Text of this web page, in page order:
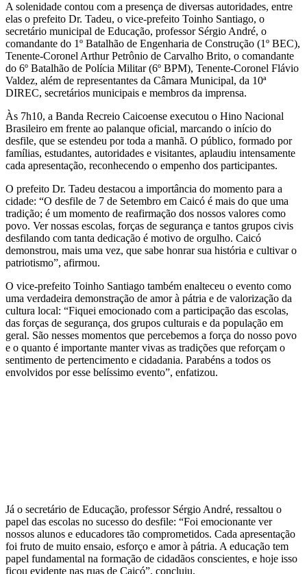
A solenidade contou com a presença de diversas autoridades, entre
elas o prefeito Dr. Tadeu, o vice-prefeito Toinho Santiago, o
secretário municipal de Educação, professor Sérgio André, o
comandante do 1º Batalhão de Engenharia de Construção (1º BEC),
Tenente-Coronel Arthur Petrônio de Carvalho Brito, o comandante
do 6º Batalhão de Polícia Militar (6º BPM), Tenente-Coronel Flávio
Valdez, além de representantes da Câmara Municipal, da 10ª
DIREC, secretários municipais e membros da imprensa.
Às 7h10, a Banda Recreio Caicoense executou o Hino Nacional
Brasileiro em frente ao palanque oficial, marcando o início do
desfile, que se estendeu por toda a manhã. O público, formado por
famílias, estudantes, autoridades e visitantes, aplaudiu intensamente
cada apresentação, reconhecendo o empenho dos participantes.
O prefeito Dr. Tadeu destacou a importância do momento para a
cidade: “O desfile de 7 de Setembro em Caicó é mais do que uma
tradição; é um momento de reafirmação dos nossos valores como
povo. Ver nossas escolas, forças de segurança e tantos grupos civis
desfilando com tanta dedicação é motivo de orgulho. Caicó
demonstrou, mais uma vez, que sabe honrar sua história e cultivar o
patriotismo”, afirmou.
O vice-prefeito Toinho Santiago também enalteceu o evento como
uma verdadeira demonstração de amor à pátria e de valorização da
cultura local: “Fiquei emocionado com a participação das escolas,
das forças de segurança, dos grupos culturais e da população em
geral. São nesses momentos que percebemos a força do nosso povo
e o quanto é importante manter vivas as tradições que reforçam o
sentimento de pertencimento e cidadania. Parabéns a todos os
envolvidos por esse belíssimo evento”, enfatizou.
Já o secretário de Educação, professor Sérgio André, ressaltou o
papel das escolas no sucesso do desfile: “Foi emocionante ver
nossos alunos e educadores tão comprometidos. Cada apresentação
foi fruto de muito ensaio, esforço e amor à pátria. A educação tem
papel fundamental na formação de cidadãos conscientes, e hoje isso
ficou evidente nas ruas de Caicó”, concluiu.